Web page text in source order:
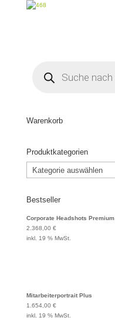
Warenkorb
Produktkategorien
Bestseller
Corporate Headshots Premium
2.368,00 €
inkl. 19 % MwSt.
Mitarbeiterportrait Plus
1.654,00 €
inkl. 19 % MwSt.